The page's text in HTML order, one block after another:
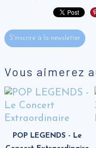
S'inscrire à la newsletter
Vous aimerez
POP LEGENDS - Le